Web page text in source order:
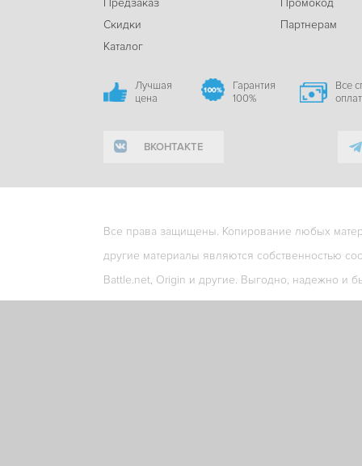
Предзаказ
Скидки
Каталог
Промокод
Партнерам
Лучшая
цена
Гарантия
100%
Все
ВКОНТАКТЕ
Все права защищены. Копирование любых
другие материалы являются собственностью
Battle.net, Origin и другие. Выгодно, надежно и